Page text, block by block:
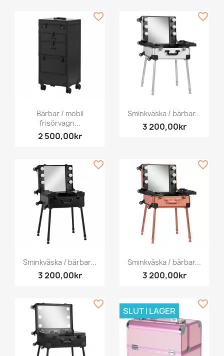
Bärbar / mobil
frisörvagn...
2 500,00kr
favorite_border
Sminkväska / bärbar...
3 200,00kr
favorite_border
Sminkväska / bärbar...
3 200,00kr
favorite_border
Sminkväska / bärbar...
3 200,00kr
favorite_border
favorite_border
SLUT I LAGER
favorite_border